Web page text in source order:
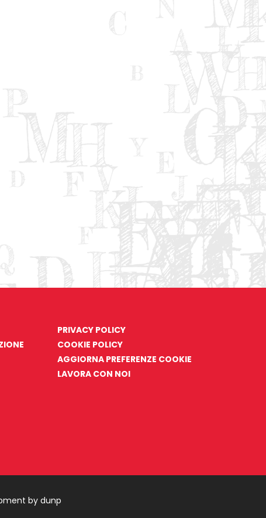
PRIVACY POLICY
COOKIE POLICY
AGGIORNA PREFERENZE COOKIE
LAVORA CON NOI
by dunp